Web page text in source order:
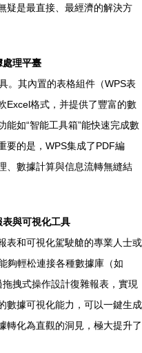
疑是最直接、最經濟的解決方
理平臺
。其內置的表格組件（WPS表
Excel格式，并提供了豐富的數
如“智能工具箱”能快速完成數
要的是，WPS集成了PDF編
、數據計算與信息流轉無縫結
與可視化工具
表和可視化駕駛艙的專業人士或
夠輕松連接各種數據庫（如
拽式操作設計復雜報表，實現
數據可視化能力，可以一鍵生成
轉化為直觀的洞見，極大提升了